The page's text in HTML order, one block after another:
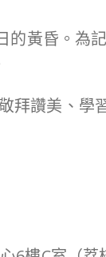
黃昏。為
拜讚美、